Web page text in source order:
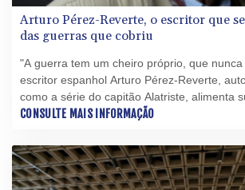
Arturo Pérez-Reverte, o escritor que
das guerras que cobriu
"A guerra tem um cheiro próprio, que
escritor espanhol Arturo Pérez-Reverte,
como a série do capitão Alatriste, alimenta
fragmentos das duas décadas em que
CONSULTE MAIS INFORMAÇÃO